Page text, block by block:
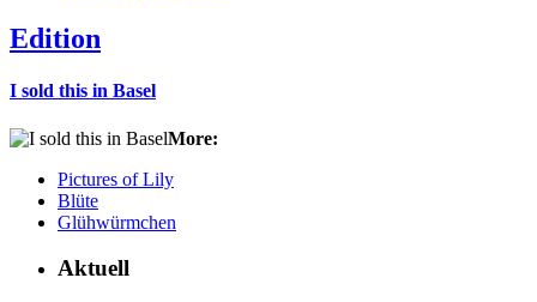
Edition
I sold this in Basel
More:
Pictures of Lily
Blüte
Glühwürmchen
Aktuell